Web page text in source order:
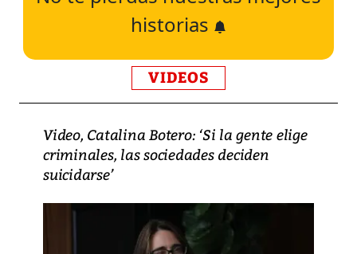
historias
VIDEOS
Video, Catalina Botero: ‘Si la gente elige
criminales, las sociedades deciden
suicidarse’